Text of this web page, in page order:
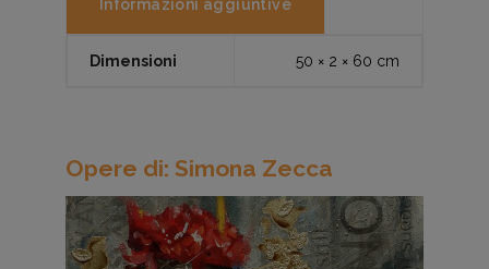
Informazioni aggiuntive
Dimensioni 50 × 2 × 60 cm
Opere di: Simona Zecca